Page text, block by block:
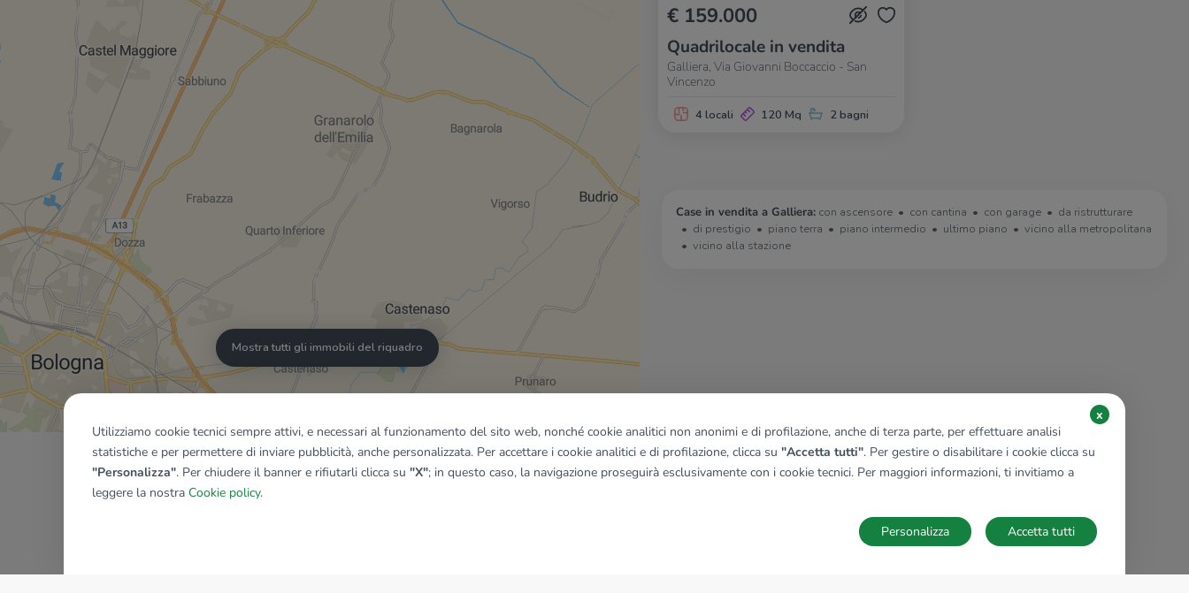
€ 159.000
Quadrilocale in vendita
Galliera, Via Giovanni Boccaccio - San
Vincenzo
4 locali 120 Mq 2 bagni
Case in vendita a Galliera: con ascensore con cantina con garage
da ristrutturare
di prestigio
piano terra piano intermedio ultimo piano
vicino alla metropolitana
vicino alla stazione
© OpenMapTiles | © OpenStreetMap contributors
Mostra tutti gli immobili del riquadro
Utilizziamo cookie tecnici sempre attivi, e necessari al funzionamento del sito web, nonché cookie analitici non anonimi e di profilazione, anche di terza parte, per effettuare analisi
statistiche e per permettere di inviare pubblicità, anche personalizzata. Per accettare i cookie analitici e di profilazione, clicca su "Accetta tutti". Per gestire o disabilitare i cookie clicca su
"Personalizza". Per chiudere il banner e rifiutarli clicca su "X"; in questo caso, la navigazione proseguirà esclusivamente con i cookie tecnici. Per maggiori informazioni, ti invitiamo a
leggere la nostra Cookie policy.
x
Accetta tutti
Personalizza